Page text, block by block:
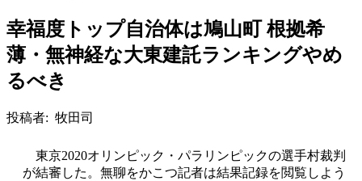
幸福度トップ自治体は鳩山町 根拠希
薄・無神経な大東建託ランキングやめ
るべき
投稿者: 牧田司
東京2020オリンピック・パラリンピックの選手村裁判
が結審した。無聊をかこつ記者は結果記録を閲覧しよう